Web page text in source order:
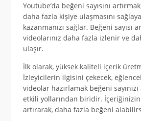
Youtube’da beğeni sayısını
daha fazla kişiye ulaşmasını
kazanmanızı sağlar. Beğeni sayısı
videolarınız daha fazla izlenir ve
ulaşır.
İlk olarak, yüksek kaliteli içerik
İzleyicilerin ilgisini çekecek,
videolar hazırlamak beğeni
etkili yollarından biridir.
artırarak, daha fazla beğeni